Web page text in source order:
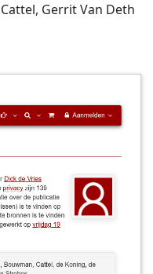
Gerrit Van Deth